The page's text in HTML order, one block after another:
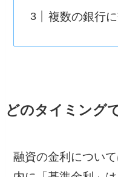
複数の銀行
どのタイミング
融資の金利につい